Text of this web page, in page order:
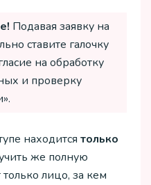
Подавая заявку на
ставите галочку
на обработку
и проверку
находится только
же полную
лицо, за кем